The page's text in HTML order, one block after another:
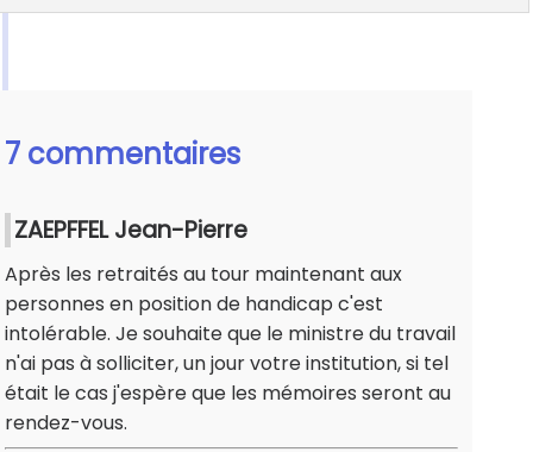
7 commentaires
ZAEPFFEL Jean-Pierre
Après les retraités au tour maintenant aux
personnes en position de handicap c'est
intolérable. Je souhaite que le ministre du travail
n'ai pas à solliciter, un jour votre institution, si tel
était le cas j'espère que les mémoires seront au
rendez-vous.